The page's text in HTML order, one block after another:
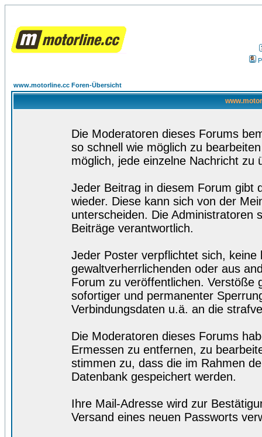
www.motorline.cc Foren-Übersicht
Die Moderatoren dieses Forums
so schnell wie möglich zu
möglich, jede einzelne Nachricht zu
Jeder Beitrag in diesem Forum gibt
wieder. Diese kann sich von der
unterscheiden. Die Administratoren
Beiträge verantwortlich.
Jeder Poster verpflichtet sich,
gewaltverherrlichenden oder aus
Forum zu veröffentlichen. Verstöße
sofortiger und permanenter
Verbindungsdaten u.ä. an die
Die Moderatoren dieses Forums
Ermessen zu entfernen, zu
stimmen zu, dass die im Rahmen
Datenbank gespeichert werden.
Ihre Mail-Adresse wird zur
Versand eines neuen Passworts